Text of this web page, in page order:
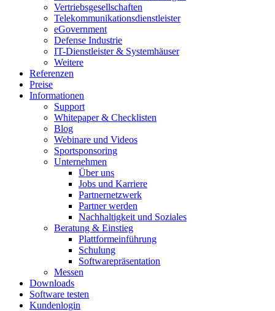
Vertriebsgesellschaften
Telekommunikationsdienstleister
eGovernment
Defense Industrie
IT-Dienstleister & Systemhäuser
Weitere
Referenzen
Preise
Informationen
Support
Whitepaper & Checklisten
Blog
Webinare und Videos
Sportsponsoring
Unternehmen
Über uns
Jobs und Karriere
Partnernetzwerk
Partner werden
Nachhaltigkeit und Soziales
Beratung & Einstieg
Plattformeinführung
Schulung
Softwarepräsentation
Messen
Downloads
Software testen
Kundenlogin